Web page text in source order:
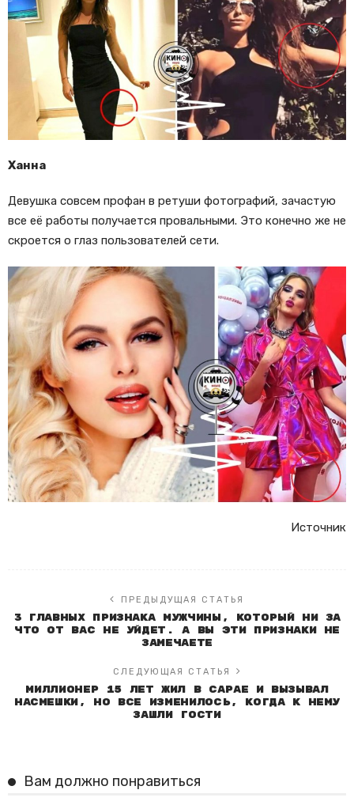
Ханна
Девушка совсем профан в ретуши фотографий, зачастую
все её работы получается провальными. Это конечно же не
скроется о глаз пользователей сети.
Источник
ПРЕДЫДУЩАЯ СТАТЬЯ
3 главных признака мужчины, который ни за
что от вас не уйдет. А вы эти признаки не
замечаете
СЛЕДУЮЩАЯ СТАТЬЯ
Миллионер 15 лет жил в сарае и вызывал
насмешки, но все изменилось, когда к нему
зашли гости
Вам должно понравиться